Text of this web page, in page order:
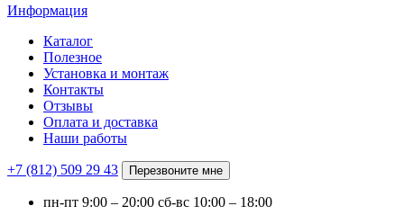
Информация
Каталог
Полезное
Установка и монтаж
Контакты
Отзывы
Оплата и доставка
Наши работы
+7 (812) 509 29 43 Перезвоните мне
пн-пт 9:00 – 20:00 сб-вс 10:00 – 18:00